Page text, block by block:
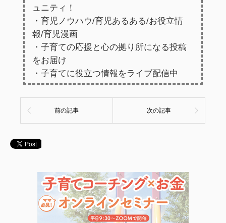
ュニティ！
・育児ノウハウ/育児あるある/お役立情
報/育児漫画
・子育ての応援と心の拠り所になる投稿
をお届け
・子育てに役立つ情報をライブ配信中
前の記事 次の記事